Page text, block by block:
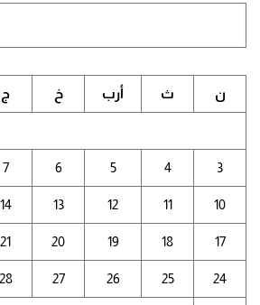
ن ث أرب خ ج
3
4
5
6
7
10
11
12
13
14
17
18
19
20
21
24
25
26
27
28